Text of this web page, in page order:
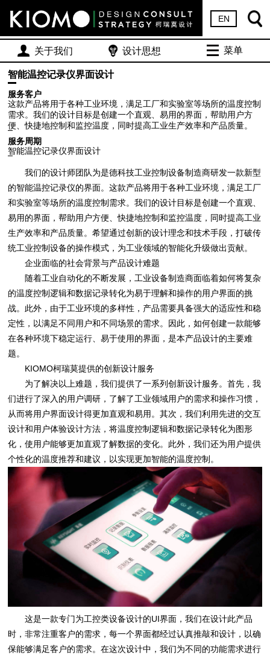
EN
关于我们 设计思想 菜单
智能温控记录仪界面设计
服务客户
这款产品将用于各种工业环境，满足工厂和实验室等场所的温度控制
需求。我们的设计目标是创建一个直观、易用的界面，帮助用户方
便、快捷地控制和监控温度，同时提高工业生产效率和产品质量。
服务周期
智能温控记录仪界面设计
我们的设计师团队为是德科技工业控制设备制造商研发一款新型
的智能温控记录仪的界面。这款产品将用于各种工业环境，满足工厂
和实验室等场所的温度控制需求。我们的设计目标是创建一个直观、
易用的界面，帮助用户方便、快捷地控制和监控温度，同时提高工业
生产效率和产品质量。希望通过创新的设计理念和技术手段，打破传
统工业控制设备的操作模式，为工业领域的智能化升级做出贡献。
企业面临的社会背景与产品设计难题
随着工业自动化的不断发展，工业设备制造商面临着如何将复杂
的温度控制逻辑和数据记录转化为易于理解和操作的用户界面的挑
战。此外，由于工业环境的多样性，产品需要具备强大的适应性和稳
定性，以满足不同用户和不同场景的需求。因此，如何创建一款能够
在各种环境下稳定运行、易于使用的界面，是本产品设计的主要难
题。
KIOMO柯瑞莫提供的创新设计服务
为了解决以上难题，我们提供了一系列创新设计服务。首先，我
们进行了深入的用户调研，了解了工业领域用户的需求和操作习惯，
从而将用户界面设计得更加直观和易用。其次，我们利用先进的交互
设计和用户体验设计方法，将温度控制逻辑和数据记录转化为图形
化，使用户能够更加直观了解数据的变化。此外，我们还为用户提供
个性化的温度推荐和建议，以实现更加智能的温度控制。
这是一款专门为工控类设备设计的UI界面，我们在设计此产品
时，非常注重客户的需求，每一个界面都经过认真推敲和设计，以确
保能够满足客户的需求。在这次设计中，我们为不同的功能需求进行